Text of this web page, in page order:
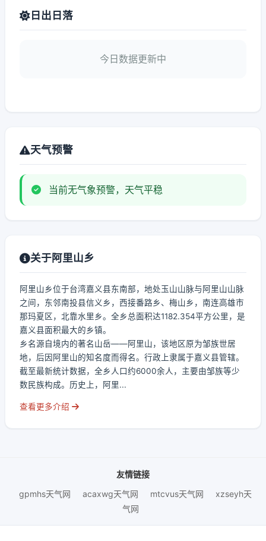
日出日落
今日数据更新中
天气预警
当前无气象预警，天气平稳
关于阿里山乡
阿里山乡位于台湾嘉义县东南部，地处玉山山脉与阿里山山脉
之间，东邻南投县信义乡，西接番路乡、梅山乡，南连高雄市
那玛夏区，北靠水里乡。全乡总面积达1182.354平方公里，是
嘉义县面积最大的乡镇。
乡名源自境内的著名山岳——阿里山，该地区原为邹族世居
地，后因阿里山的知名度而得名。行政上隶属于嘉义县管辖。
截至最新统计数据，全乡人口约6000余人，主要由邹族等少
数民族构成。历史上，阿里...
查看更多介绍
友情链接
gpmhs天气网
acaxwg天气网 mtcvus天气网
xzseyh天
气网